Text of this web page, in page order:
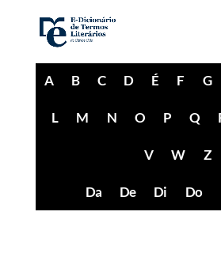
A B C D É F G
L M N O P Q
V W Z
Da De Di Do